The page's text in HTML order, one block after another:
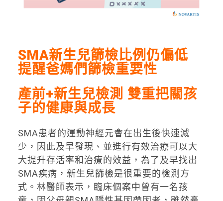
SMA新生兒篩檢比例仍偏低
提醒爸媽們篩檢重要性
產前+新生兒檢測 雙重把關孩
子的健康與成長
SMA患者的運動神經元會在出生後快速減
少，因此及早發現、並進行有效治療可以大
大提升存活率和治療的效益，為了及早找出
SMA疾病，新生兒篩檢是很重要的檢測方
式。林醫師表示，臨床個案中曾有一名孩